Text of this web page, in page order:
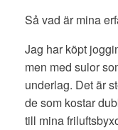
Så vad är mina
Jag har köpt
men med sulor
underlag. Det är
de som kostar
till mina